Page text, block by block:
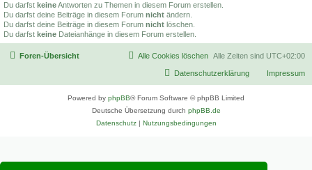
Du darfst keineAntworten zu Themen in diesem Forum erstellen.
Du darfst deine Beiträge in diesem Forum nicht ändern.
Du darfst deine Beiträge in diesem Forum nicht löschen.
Du darfst keine Dateianhänge in diesem Forum erstellen.
Foren-Übersicht Alle Zeiten sind UTC+02:00
Alle Cookies löschen
Impressum
Datenschutzerklärung
Powered by phpBB® Forum Software © phpBB Limited
Deutsche Übersetzung durch phpBB.de
Datenschutz| Nutzungsbedingungen